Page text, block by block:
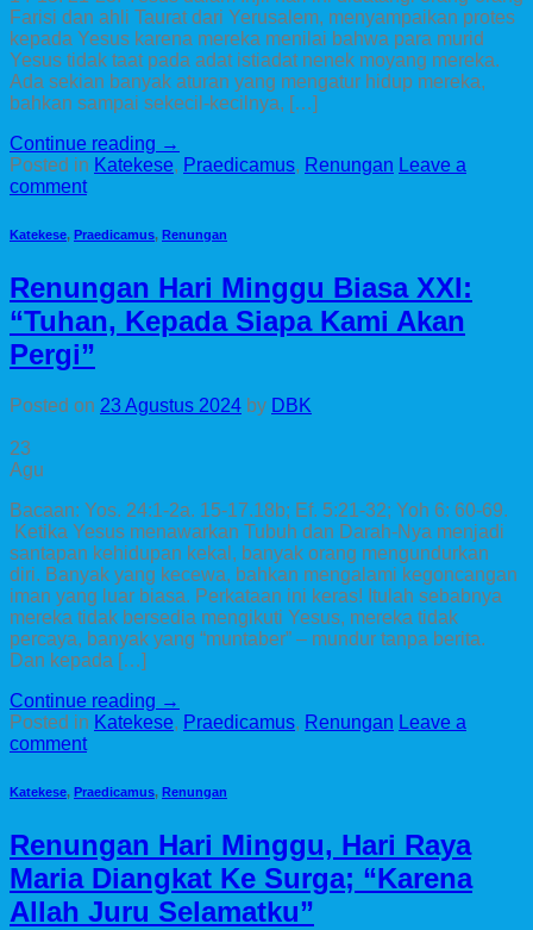
Farisi dan ahli Taurat dari Yerusalem, menyampaikan protes
kepada Yesus karena mereka menilai bahwa para murid
Yesus tidak taat pada adat istiadat nenek moyang mereka.
Ada sekian banyak aturan yang mengatur hidup mereka,
bahkan sampai sekecil-kecilnya, […]
Continue reading →
Posted in Katekese, Praedicamus, Renungan Leave a
comment
Katekese, Praedicamus, Renungan
Renungan Hari Minggu Biasa XXI:
“Tuhan, Kepada Siapa Kami Akan
Pergi”
Posted on 23 Agustus 2024 by DBK
23
Agu
Bacaan: Yos. 24:1-2a. 15-17.18b; Ef. 5:21-32; Yoh 6: 60-69.
Ketika Yesus menawarkan Tubuh dan Darah-Nya menjadi
santapan kehidupan kekal, banyak orang mengundurkan
diri. Banyak yang kecewa, bahkan mengalami kegoncangan
iman yang luar biasa. Perkataan ini keras! Itulah sebabnya
mereka tidak bersedia mengikuti Yesus, mereka tidak
percaya, banyak yang “muntaber” – mundur tanpa berita.
Dan kepada […]
Continue reading →
Posted in Katekese, Praedicamus, Renungan Leave a
comment
Katekese, Praedicamus, Renungan
Renungan Hari Minggu, Hari Raya
Maria Diangkat Ke Surga; “Karena
Allah Juru Selamatku”